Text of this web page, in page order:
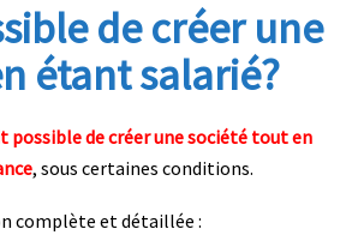
de créer une
étant salarié?
possible de créer une société tout en
, sous certaines conditions.
complète et détaillée :